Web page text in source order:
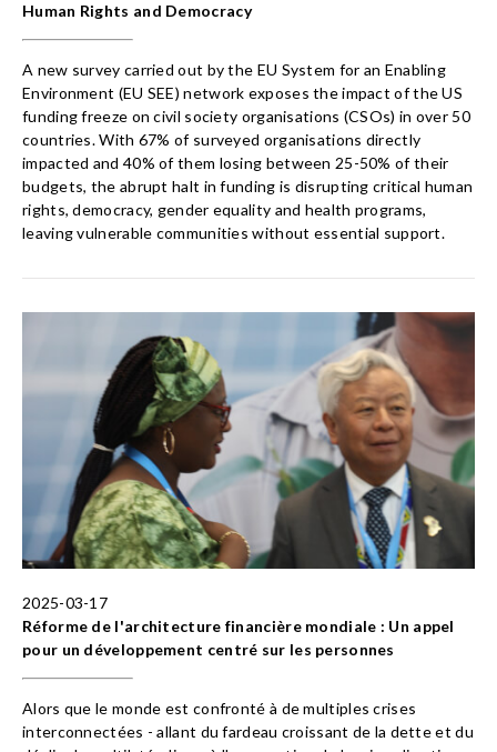
Human Rights and Democracy
A new survey carried out by the EU System for an Enabling
Environment (EU SEE) network exposes the impact of the US
funding freeze on civil society organisations (CSOs) in over 50
countries. With 67% of surveyed organisations directly
impacted and 40% of them losing between 25-50% of their
budgets, the abrupt halt in funding is disrupting critical human
rights, democracy, gender equality and health programs,
leaving vulnerable communities without essential support.
2025-03-17
Réforme de l'architecture financière mondiale : Un appel
pour un développement centré sur les personnes
Alors que le monde est confronté à de multiples crises
interconnectées - allant du fardeau croissant de la dette et du